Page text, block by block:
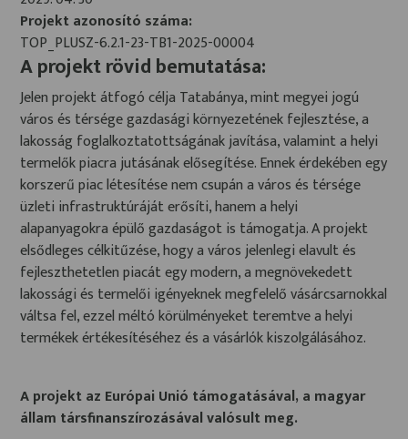
Projekt azonosító száma:
TOP_PLUSZ-6.2.1-23-TB1-2025-00004
A projekt rövid bemutatása:
Jelen projekt átfogó célja Tatabánya, mint megyei jogú
város és térsége gazdasági környezetének fejlesztése, a
lakosság foglalkoztatottságának javítása, valamint a helyi
termelők piacra jutásának elősegítése. Ennek érdekében egy
korszerű piac létesítése nem csupán a város és térsége
üzleti infrastruktúráját erősíti, hanem a helyi
alapanyagokra épülő gazdaságot is támogatja. A projekt
elsődleges célkitűzése, hogy a város jelenlegi elavult és
fejleszthetetlen piacát egy modern, a megnövekedett
lakossági és termelői igényeknek megfelelő vásárcsarnokkal
váltsa fel, ezzel méltó körülményeket teremtve a helyi
termékek értékesítéséhez és a vásárlók kiszolgálásához.
A projekt az Európai Unió támogatásával, a magyar
állam társfinanszírozásával valósult meg.